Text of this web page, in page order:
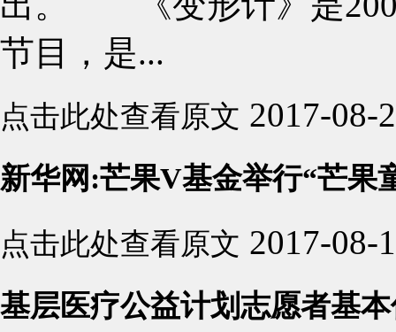
节目，是...
点击此处查看原文 2017-08-
新华网:芒果V基金举行“芒果
点击此处查看原文 2017-08-
基层医疗公益计划志愿者基